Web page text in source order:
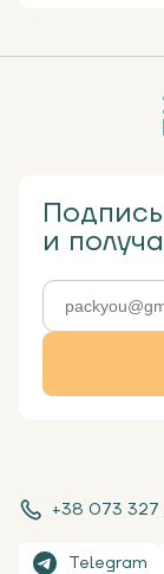
+38 073 327
Telegram
и